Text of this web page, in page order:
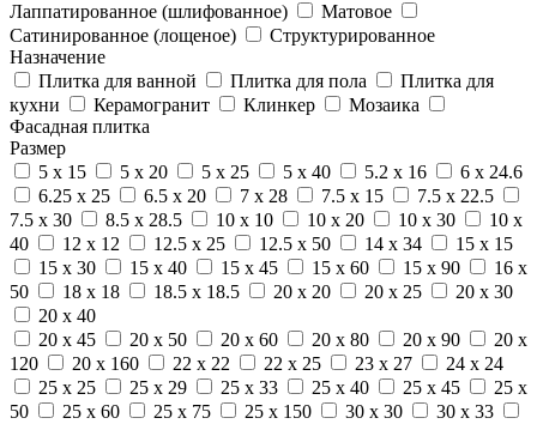
Лаппатированное (шлифованное)
Матовое
Сатинированное (лощеное)
Структурированное
Назначение
Плитка для ванной
Плитка для пола
Плитка для
кухни
Керамогранит Клинкер
Мозаика
Фасадная плитка
Размер
5 x 15
5 x 20 5 x 25 5 x 40 5.2 x 16
6 x 24.6
6.25 x 25
6.5 x 20 7 x 28 7.5 x 15
7.5 x 22.5
7.5 x 30
8.5 x 28.5 10 x 10 10 x 20 10 x 30
10 x
40
12 x 12 12.5 x 25 12.5 x 50 14 x 34
15 x 15
15 x 30
15 x 40 15 x 45 15 x 60 15 x 90
16 x
50
18 x 18 18.5 x 18.5 20 x 20 20 x 25
20 x 30
20 x 40
20 x 45
20 x 50 20 x 60 20 x 80 20 x 90
20 x
120
20 x 160 22 x 22 22 x 25 23 x 27
24 x 24
25 x 25
25 x 29 25 x 33 25 x 40 25 x 45
25 x
50
25 x 60 25 x 75 25 x 150 30 x 30
30 x 33